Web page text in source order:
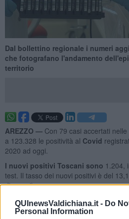
QUInewsValdichiana.it - Do
Personal Information
Dal bollettino regionale i numeri
che fotografano l'andamento
territorio
AREZZO — Con 79 casi accertati
a 123.328 le positività al Covid
2020 ad oggi.
I nuovi positivi Toscani sono 1.204,
test. Il tasso dei nuovi positivi è del
diagnosi).